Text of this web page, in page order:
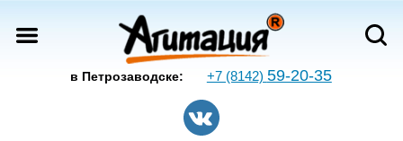
в Петрозаводске: +7 (8142) 59-20-35